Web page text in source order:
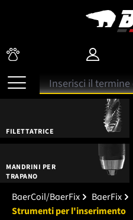
FILETTATRICE
MANDRINI PER
TRAPANO
BaerCoil/BaerFix BaerFix
Strumenti per l'inserimento